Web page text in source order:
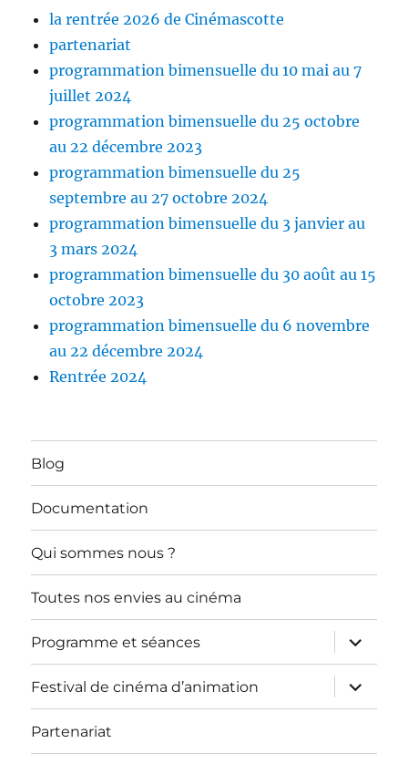
la rentrée 2026 de Cinémascotte
partenariat
programmation bimensuelle du 10 mai au 7
juillet 2024
programmation bimensuelle du 25 octobre
au 22 décembre 2023
programmation bimensuelle du 25
septembre au 27 octobre 2024
programmation bimensuelle du 3 janvier au
3 mars 2024
programmation bimensuelle du 30 août au 15
octobre 2023
programmation bimensuelle du 6 novembre
au 22 décembre 2024
Rentrée 2024
Blog
Documentation
Qui sommes nous ?
Toutes nos envies au cinéma
Programme et séances
ouvrir
le
sous-
menu
Festival de cinéma d’animation
ouvrir
le
sous-
Partenariat